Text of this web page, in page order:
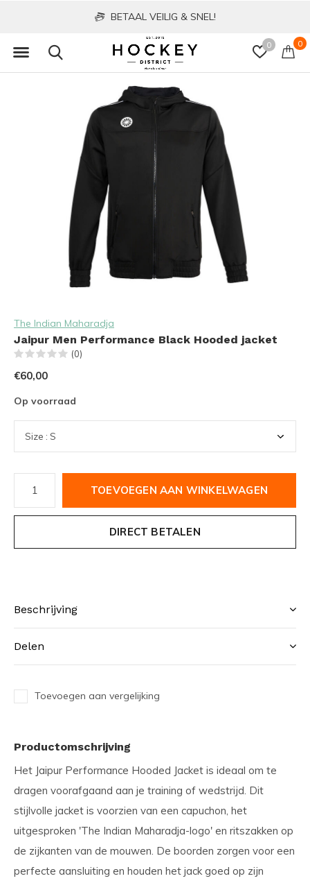
0 0
BETAAL VEILIG & SNEL!
The Indian Maharadja
Jaipur Men Performance Black Hooded jacket
(0)
€60,00
Op voorraad
TOEVOEGEN AAN WINKELWAGEN
DIRECT BETALEN
Beschrijving
Delen
Toevoegen aan vergelijking
Productomschrijving
Het Jaipur Performance Hooded Jacket is ideaal om te
dragen voorafgaand aan je training of wedstrijd. Dit
stijlvolle jacket is voorzien van een capuchon, het
uitgesproken 'The Indian Maharadja-logo' en ritszakken op
de zijkanten van de mouwen. De boorden zorgen voor een
perfecte aansluiting en houden het jack goed op zijn